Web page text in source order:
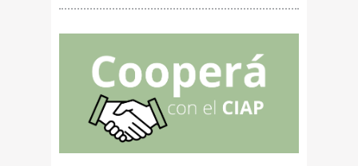
con la adición de
Origanum
aetheroleum en el
agua de bebida
Orozco Hernández